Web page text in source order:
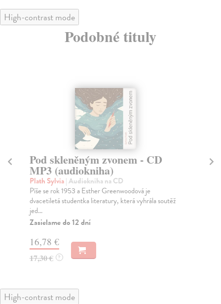
High-contrast mode
Podobné tituly
Pod skleněným zvonem - CD
MP3 (audiokniha)
Plath Sylvia| Audiokniha na CD
Píše se rok 1953 a Esther Greenwoodová je
dvacetiletá studentka literatury, která vyhrála soutěž
jed...
Zasielame do 12 dní
16,78 €
17,30 € ?
High-contrast mode